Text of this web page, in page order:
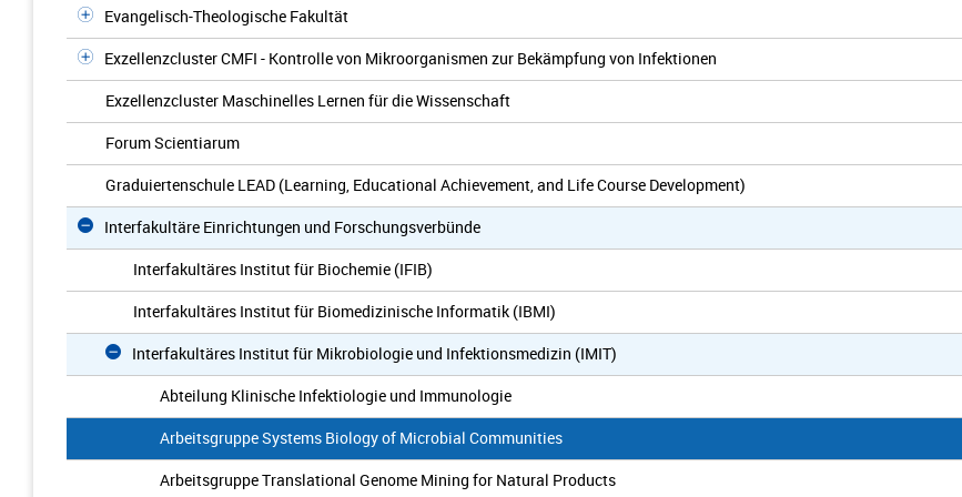
Evangelisch-Theologische Fakultät
Exzellenzcluster CMFI - Kontrolle von Mikroorganismen zur Bekämpfung von Infektionen
Exzellenzcluster Maschinelles Lernen für die Wissenschaft
Forum Scientiarum
Graduiertenschule LEAD (Learning, Educational Achievement, and Life Course Development)
Interfakultäre Einrichtungen und Forschungsverbünde
Interfakultäres Institut für Biochemie (IFIB)
Interfakultäres Institut für Biomedizinische Informatik (IBMI)
Interfakultäres Institut für Mikrobiologie und Infektionsmedizin (IMIT)
Abteilung Klinische Infektiologie und Immunologie
Arbeitsgruppe Systems Biology of Microbial Communities
Arbeitsgruppe Translational Genome Mining for Natural Products